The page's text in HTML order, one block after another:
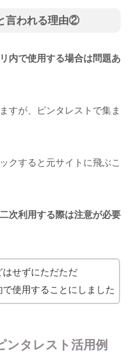
言われる理由②
内で使用する場合は問題あ
すが、ピンタレストで集ま
クすると元サイトに飛ぶこ
次利用する際は注意が必要
せずにただただ
使用することにしました
ンタレスト活用例